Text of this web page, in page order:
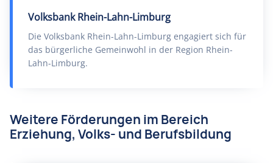
Volksbank Rhein-Lahn-Limburg
Die Volksbank Rhein-Lahn-Limburg engagiert sich für
das bürgerliche Gemeinwohl in der Region Rhein-
Lahn-Limburg.
Weitere Förderungen im Bereich
Erziehung, Volks- und Berufsbildung